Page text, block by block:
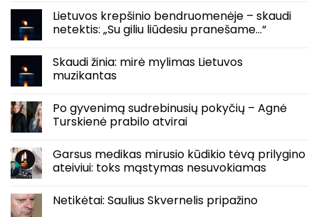
Lietuvos krepšinio bendruomenėje – skaudi
netektis: „Su giliu liūdesiu pranešame…“
Skaudi žinia: mirė mylimas Lietuvos
muzikantas
Po gyvenimą sudrebinusių pokyčių – Agnė
Turskienė prabilo atvirai
Garsus medikas mirusio kūdikio tėvą prilygino
ateiviui: toks mąstymas nesuvokiamas
Netikėtai: Saulius Skvernelis pripažino